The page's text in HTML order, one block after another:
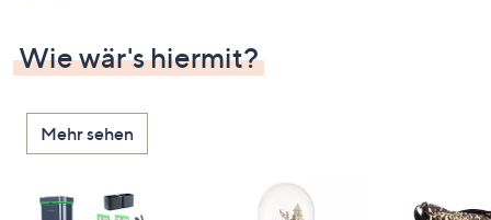
Wie wär's hiermit?
Mehr sehen